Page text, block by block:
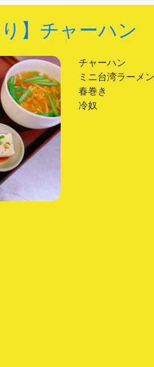
】チャーハン
チャーハン
ミニ台湾ラーメン
春巻き
冷奴